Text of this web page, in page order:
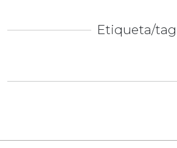
Etiqueta/tag